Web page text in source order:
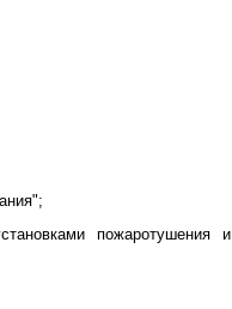
пожаротушения и